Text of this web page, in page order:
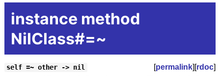
instance method
NilClass#=~
self =~ other -> nil [permalink][rdoc]